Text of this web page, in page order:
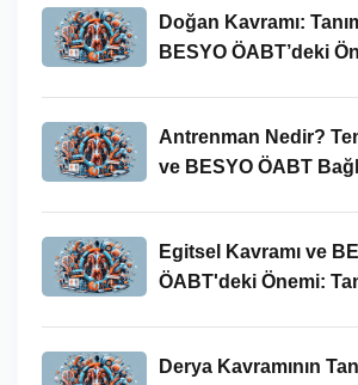
Doğan Kavramı:
BESYO ÖABT’deki
Antrenman Nedir?
ve BESYO ÖABT
Egitsel Kavramı ve
ÖABT'deki Önemi:
Derya Kavramının